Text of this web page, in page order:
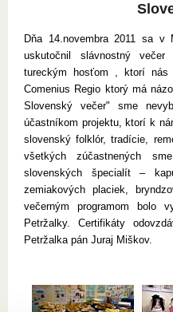
Dňa 14.novembra 2011 sa v
uskutočnil slávnostný
tureckým hosťom , ktorí nás
Comenius Regio ktorý má
Slovenský večer" sme
účastníkom projektu, ktorí k
slovenský folklór, tradície,
všetkých zúčastnených
slovenských špecialít –
zemiakových placiek,
večerným programom bolo
Petržalky. Certifikáty
Petržalka pán Juraj Miškov.